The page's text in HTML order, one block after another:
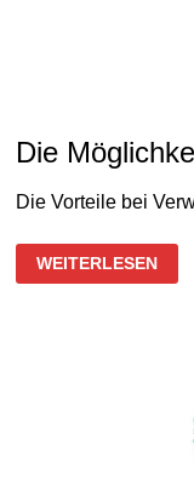
Die
Die Vorteile bei
DIE
MÖGLICHKEITEN
DER
WEITERLESEN